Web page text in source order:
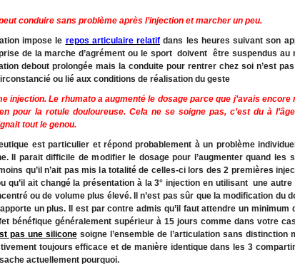
conduire sans problème après l’injection et marcher un peu.
impose le repos articulaire relatif dans les heures suivant son
de la marche d’agrément ou le sport doivent être suspendus au
debout prolongée mais la conduite pour rentrer chez soi n’est
ou lié aux conditions de réalisation du geste
injection. Le rhumato a augmenté le dosage parce que j’avais encore
pour la rotule douloureuse. Cela ne se soigne pas, c’est du à
tout le genou.
est particulier et répond probablement à un problème
Il parait difficile de modifier le dosage pour l’augmenter quand les
qu’il n’ait pas mis la totalité de celles-ci lors des 2 premières
qu’il ait changé la présentation à la 3° injection en utilisant une autre
ou de volume plus élevé. Il n’est pas sûr que la modification du
un plus. Il est par contre admis qu’il faut attendre un minimum
bénéfique généralement supérieur à 15 jours comme dans votre
pas une siliconesoigne l’ensemble de l’articulation sans distinction
toujours efficace et de manière identique dans les 3
actuellement pourquoi.